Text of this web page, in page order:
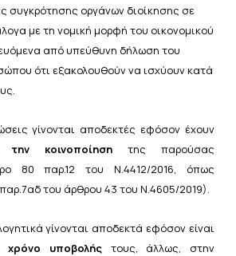
συγκρότησης οργάνων διοίκησης σε
με τη νομική μορφή του οικονομικού
από υπεύθυνη δήλωση του
ότι εξακολουθούν να ισχύουν κατά
γίνονται αποδεκτές εφόσον έχουν
την κοινοποίησητης παρούσας
80 παρ.12 του Ν.4412/2016 , όπως
παρ.7αδ του άρθρου 43 του Ν.4605/2019).
γίνονται αποδεκτά εφόσον είναι
υποβολής τους, άλλως, στην